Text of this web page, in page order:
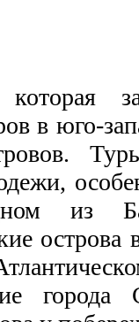
в юго-
из